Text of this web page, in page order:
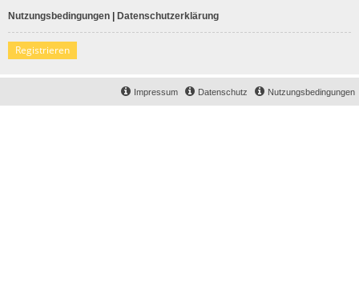
Nutzungsbedingungen | Datenschutzerklärung
Registrieren
Nutzungsbedingungen
Datenschutz
Impressum